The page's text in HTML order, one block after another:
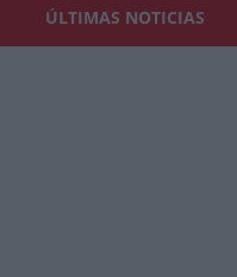
ÚLTIMAS NOTICIAS